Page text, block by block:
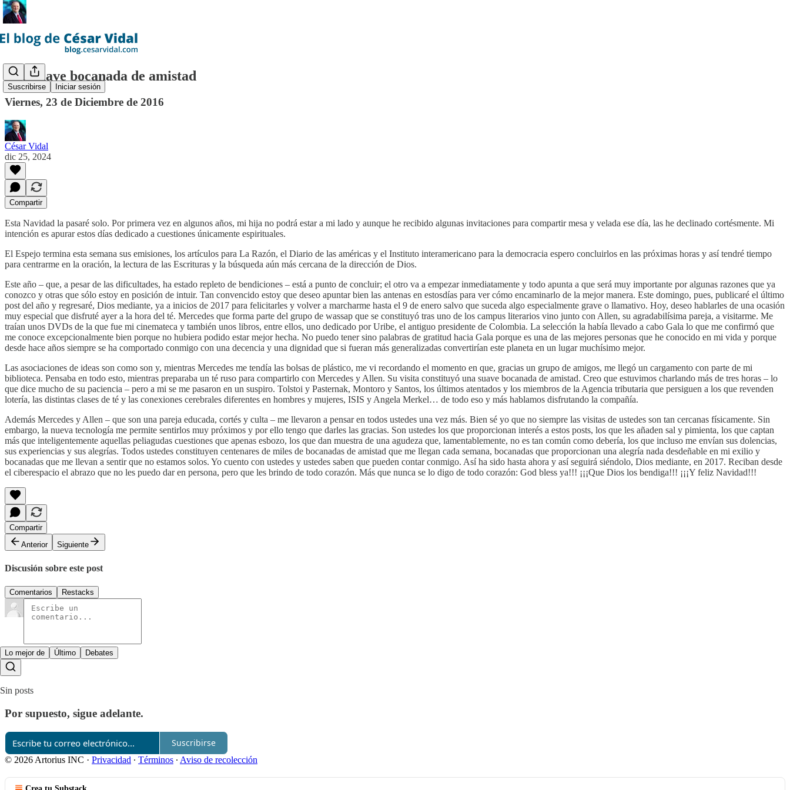
Suscribirse Iniciar sesión
Una suave bocanada de amistad
Viernes, 23 de Diciembre de 2016
César Vidal
dic 25, 2024
Compartir
Esta Navidad la pasaré solo. Por primera vez en algunos años, mi hija no podrá estar a mi lado y aunque he recibido algunas invitaciones para compartir mesa y velada ese día, las he declinado cortésmente. Mi
intención es apurar estos días dedicado a cuestiones únicamente espirituales.
El Espejo termina esta semana sus emisiones, los artículos para La Razón, el Diario de las américas y el Instituto interamericano para la democracia espero concluirlos en las próximas horas y así tendré tiempo
para centrarme en la oración, la lectura de las Escrituras y la búsqueda aún más cercana de la dirección de Dios.
Este año – que, a pesar de las dificultades, ha estado repleto de bendiciones – está a punto de concluir; el otro va a empezar inmediatamente y todo apunta a que será muy importante por algunas razones que ya
conozco y otras que sólo estoy en posición de intuir. Tan convencido estoy que deseo apuntar bien las antenas en estosdías para ver cómo encaminarlo de la mejor manera. Este domingo, pues, publicaré el último
post del año y regresaré, Dios mediante, ya a inicios de 2017 para felicitarles y volver a marcharme hasta el 9 de enero salvo que suceda algo especialmente grave o llamativo. Hoy, deseo hablarles de una ocasión
muy especial que disfruté ayer a la hora del té. Mercedes que forma parte del grupo de wassap que se constituyó tras uno de los campus literarios vino junto con Allen, su agradabilísima pareja, a visitarme. Me
traían unos DVDs de la que fue mi cinemateca y también unos libros, entre ellos, uno dedicado por Uribe, el antiguo presidente de Colombia. La selección la había llevado a cabo Gala lo que me confirmó que
me conoce excepcionalmente bien porque no hubiera podido estar mejor hecha. No puedo tener sino palabras de gratitud hacia Gala porque es una de las mejores personas que he conocido en mi vida y porque
desde hace años siempre se ha comportado conmigo con una decencia y una dignidad que si fueran más generalizadas convertirían este planeta en un lugar muchísimo mejor.
Las asociaciones de ideas son como son y, mientras Mercedes me tendía las bolsas de plástico, me vi recordando el momento en que, gracias un grupo de amigos, me llegó un cargamento con parte de mi
biblioteca. Pensaba en todo esto, mientras preparaba un té ruso para compartirlo con Mercedes y Allen. Su visita constituyó una suave bocanada de amistad. Creo que estuvimos charlando más de tres horas – lo
que dice mucho de su paciencia – pero a mi se me pasaron en un suspiro. Tolstoi y Pasternak, Montoro y Santos, los últimos atentados y los miembros de la Agencia tributaria que persiguen a los que revenden
lotería, las distintas clases de té y las conexiones cerebrales diferentes en hombres y mujeres, ISIS y Angela Merkel… de todo eso y más hablamos disfrutando la compañía.
Además Mercedes y Allen – que son una pareja educada, cortés y culta – me llevaron a pensar en todos ustedes una vez más. Bien sé yo que no siempre las visitas de ustedes son tan cercanas físicamente. Sin
embargo, la nueva tecnología me permite sentirlos muy próximos y por ello tengo que darles las gracias. Son ustedes los que proporcionan interés a estos posts, los que les añaden sal y pimienta, los que captan
más que inteligentemente aquellas peliagudas cuestiones que apenas esbozo, los que dan muestra de una agudeza que, lamentablemente, no es tan común como debería, los que incluso me envían sus dolencias,
sus experiencias y sus alegrías. Todos ustedes constituyen centenares de miles de bocanadas de amistad que me llegan cada semana, bocanadas que proporcionan una alegría nada desdeñable en mi exilio y
bocanadas que me llevan a sentir que no estamos solos. Yo cuento con ustedes y ustedes saben que pueden contar conmigo. Así ha sido hasta ahora y así seguirá siéndolo, Dios mediante, en 2017. Reciban desde
el ciberespacio el abrazo que no les puedo dar en persona, pero que les brindo de todo corazón. Más que nunca se lo digo de todo corazón: God bless ya!!! ¡¡¡Que Dios los bendiga!!! ¡¡¡Y feliz Navidad!!!
Compartir
Anterior
Siguiente
Discusión sobre este post
Comentarios Restacks
Lo mejor de Último Debates
Sin posts
Por supuesto, sigue adelante.
Suscribirse
© 2026 Artorius INC · Privacidad ∙ Términos ∙ Aviso de recolección
Crea tu Substack